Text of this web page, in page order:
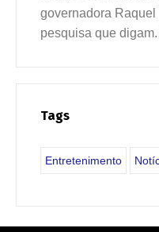
governadora Raquel
pesquisa que digam.
Tags
Entretenimento